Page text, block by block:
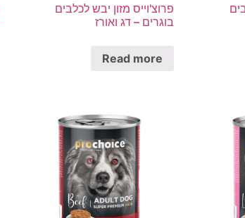
פרוצ'וייס מזון יבש לכלבים
בוגרים – דג ואורז
Read more